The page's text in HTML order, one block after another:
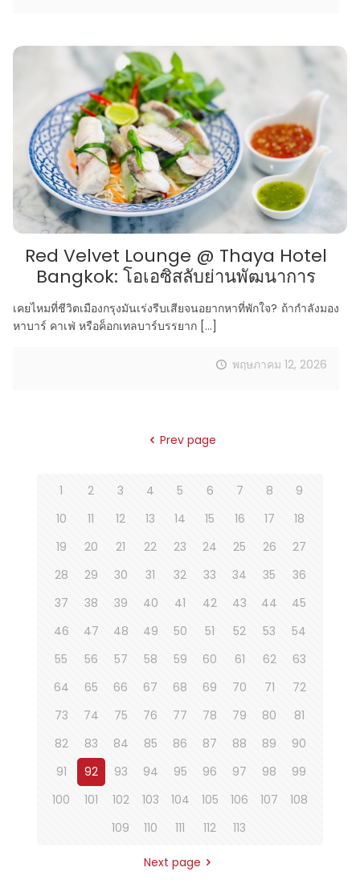
Red Velvet Lounge @ Thaya Hotel
Bangkok: โอเอซิสลับย่านพัฒนาการ
เคยไหมที่ชีวิตเมืองกรุงมันเร่งรีบเสียจนอยากหาที่พักใจ? ถ้ากำลังมอง
หาบาร์ คาเฟ่ หรือค็อกเทลบาร์บรรยาก […]
พฤษภาคม 12, 2026
Prev page
1 2 3 4 5 6 7 8
9
10
11 12 13 14 15 16 17
18
19
20 21 22 23 24 25 26
27
28
29 30 31 32 33 34 35
36
37
38 39 40 41 42 43 44
45
46
47 48 49 50 51 52 53
54
55
56 57 58 59 60 61 62
63
64
65 66 67 68 69 70 71
72
73
74 75 76 77 78 79 80
81
82
83 84 85 86 87 88 89
90
91
92 93 94 95 96 97 98
99
100
101 102 103 104 105 106 107
108
109
110 111 112 113
Next page